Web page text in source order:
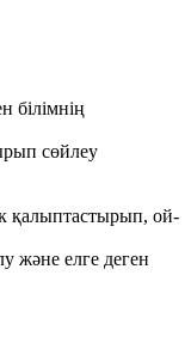
білімнің
сөйлеу
қалыптастырып, ой-
және елге деген